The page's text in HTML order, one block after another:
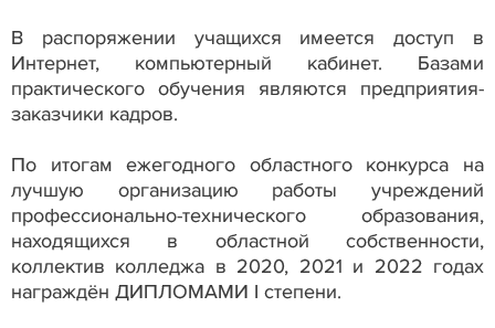
В распоряжении учащихся имеется доступ в
Интернет, компьютерный кабинет. Базами
практического обучения являются предприятия-
заказчики кадров.
По итогам ежегодного областного конкурса на
лучшую организацию работы учреждений
профессионально-технического образования,
находящихся в областной собственности,
коллектив колледжа в 2020, 2021 и 2022 годах
награждён ДИПЛОМАМИ I степени.